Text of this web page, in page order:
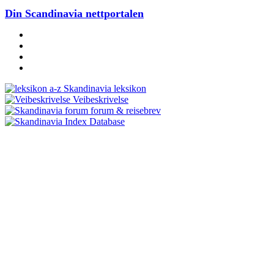
Din Scandinavia nettportalen
Skandinavia leksikon
Veibeskrivelse
forum & reisebrev
Database